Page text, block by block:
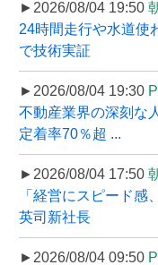
►2026/08/04 19:50
24時間走行や水道使
で技術実証
►2026/08/04 19:30
不動産業界の深刻な
定着率70％超 ...
►2026/08/04 17:50
「経営にスピード
英司新社長
►2026/08/04 09:50